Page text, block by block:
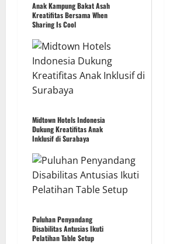
Anak Kampung Bakat Asah
Kreatifitas Bersama When
Sharing Is Cool
Midtown Hotels Indonesia
Dukung Kreatifitas Anak
Inklusif di Surabaya
Puluhan Penyandang
Disabilitas Antusias Ikuti
Pelatihan Table Setup